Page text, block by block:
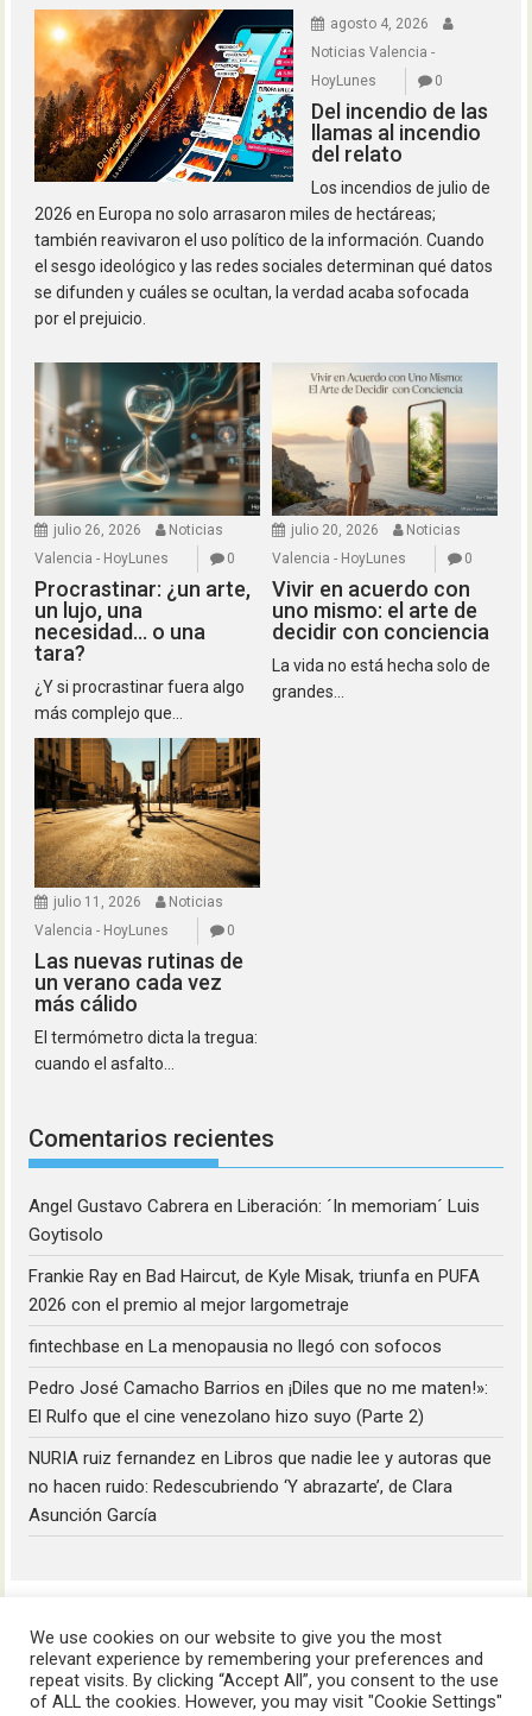
agosto 4, 2026
Noticias Valencia -
HoyLunes
0
Del incendio de las
llamas al incendio
del relato
Los incendios de julio de
2026 en Europa no solo arrasaron miles de hectáreas;
también reavivaron el uso político de la información. Cuando
el sesgo ideológico y las redes sociales determinan qué datos
se difunden y cuáles se ocultan, la verdad acaba sofocada
por el prejuicio.
julio 26, 2026
Noticias
Valencia - HoyLunes
0
Procrastinar: ¿un arte,
un lujo, una
necesidad… o una
tara?
¿Y si procrastinar fuera algo
más complejo que...
julio 20, 2026
Noticias
Valencia - HoyLunes
0
Vivir en acuerdo con
uno mismo: el arte de
decidir con conciencia
La vida no está hecha solo de
grandes...
julio 11, 2026
Noticias
Valencia - HoyLunes
0
Las nuevas rutinas de
un verano cada vez
más cálido
El termómetro dicta la tregua:
cuando el asfalto...
Comentarios recientes
Angel Gustavo Cabrera enLiberación: ´In memoriam´ Luis
Goytisolo
Frankie Ray enBad Haircut, de Kyle Misak, triunfa en PUFA
2026 con el premio al mejor largometraje
fintechbase enLa menopausia no llegó con sofocos
Pedro José Camacho Barrios en¡Diles que no me maten!»:
El Rulfo que el cine venezolano hizo suyo (Parte 2)
NURIA ruiz fernandez enLibros que nadie lee y autoras que
no hacen ruido: Redescubriendo ‘Y abrazarte’, de Clara
Asunción García
We use cookies on our website to give you the most
relevant experience by remembering your preferences and
repeat visits. By clicking “Accept All”, you consent to the use
of ALL the cookies. However, you may visit "Cookie Settings"